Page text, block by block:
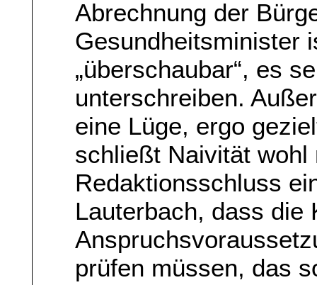
Abrechnung der
Gesundheitsminister
„überschaubar“, es
unterschreiben.
eine Lüge, ergo
schließt Naivität
Redaktionsschluss
Lauterbach, dass die
prüfen müssen, das